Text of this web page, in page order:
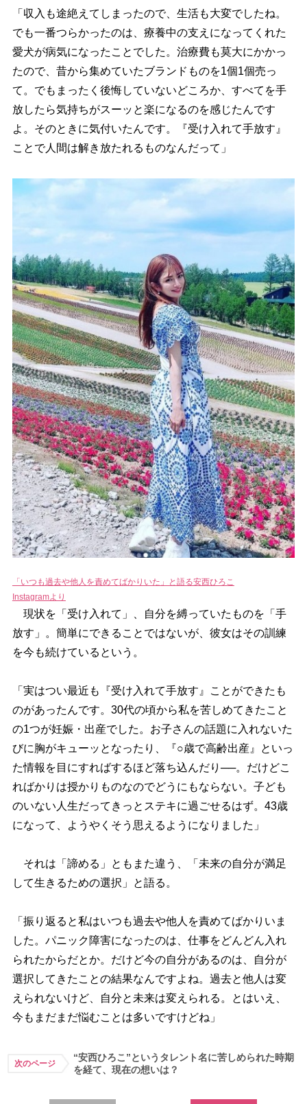
「収入も途絶えてしまったので、生活も大変でしたね。
でも一番つらかったのは、療養中の支えになってくれた
愛犬が病気になったことでした。治療費も莫大にかかっ
たので、昔から集めていたブランドものを1個1個売っ
て。でもまったく後悔していないどころか、すべてを手
放したら気持ちがスーッと楽になるのを感じたんです
よ。そのときに気付いたんです。『受け入れて手放す』
ことで人間は解き放たれるものなんだって」
「いつも過去や他人を責めてばかりいた」と語る安西ひろこ
Instagramより
現状を「受け入れて」、自分を縛っていたものを「手
放す」。簡単にできることではないが、彼女はその訓練
を今も続けているという。
「実はつい最近も『受け入れて手放す』ことができたも
のがあったんです。30代の頃から私を苦しめてきたこと
の1つが妊娠・出産でした。お子さんの話題に入れないた
びに胸がキューッとなったり、『○歳で高齢出産』といっ
た情報を目にすればするほど落ち込んだり──。だけどこ
ればかりは授かりものなのでどうにもならない。子ども
のいない人生だってきっとステキに過ごせるはず。43歳
になって、ようやくそう思えるようになりました」
それは「諦める」ともまた違う、「未来の自分が満足
して生きるための選択」と語る。
「振り返ると私はいつも過去や他人を責めてばかりいま
した。パニック障害になったのは、仕事をどんどん入れ
られたからだとか。だけど今の自分があるのは、自分が
選択してきたことの結果なんですよね。過去と他人は変
えられないけど、自分と未来は変えられる。とはいえ、
今もまだまだ悩むことは多いですけどね」
次のページ
“安西ひろこ”というタレント名に苦しめられた時期
を経て、現在の想いは？